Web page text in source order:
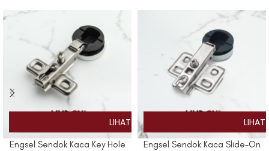
Engsel Sendok Kaca Key Hole
Engsel Sendok Kaca Slide-On